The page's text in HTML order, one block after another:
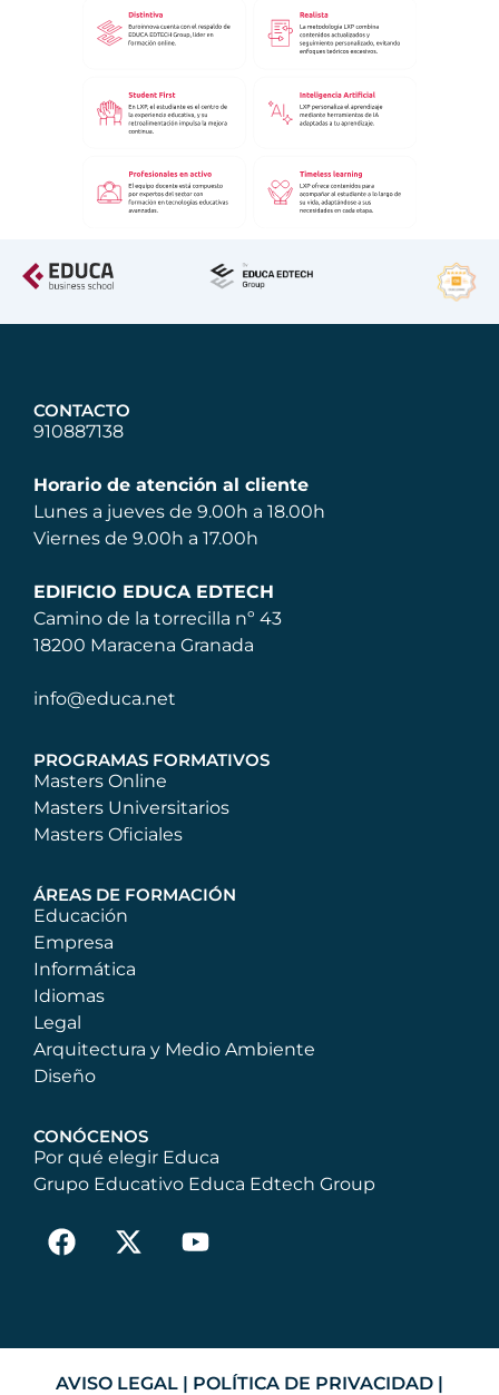
CONTACTO
910887138
Horario de atención al cliente
Lunes a jueves de 9.00h a 18.00h
Viernes de 9.00h a 17.00h
EDIFICIO EDUCA EDTECH
Camino de la torrecilla nº 43
18200 Maracena Granada
info@educa.net
PROGRAMAS FORMATIVOS
Masters Online
Masters Universitarios
Masters Oficiales
ÁREAS DE FORMACIÓN
Educación
Empresa
Informática
Idiomas
Legal
Arquitectura y Medio Ambiente
Diseño
CONÓCENOS
Por qué elegir Educa
Grupo Educativo Educa Edtech Group
AVISO LEGAL | POLÍTICA DE PRIVACIDAD |